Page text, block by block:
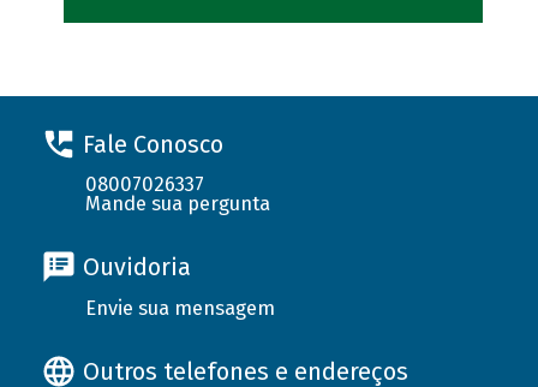
Fale Conosco
08007026337
Mande sua pergunta
Ouvidoria
Envie sua mensagem
Outros telefones e endereços